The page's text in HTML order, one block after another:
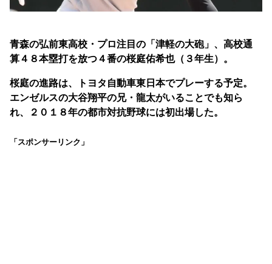
青森の弘前東高校・プロ注目の「津軽の大砲」、高校通
算４８本塁打を放つ４番の桜庭佑希也（３年生）。
桜庭の進路は、トヨタ自動車東日本でプレーする予定。
エンゼルスの大谷翔平の兄・龍太がいることでも知ら
れ、２０１８年の都市対抗野球には初出場した。
「スポンサーリンク」